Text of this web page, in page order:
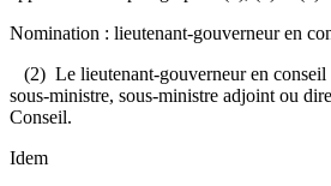
Nomination : lieutenant-gouverneur en
(2) Le lieutenant-gouverneur en conseil
sous-ministre, sous-ministre adjoint ou
Conseil.
Idem